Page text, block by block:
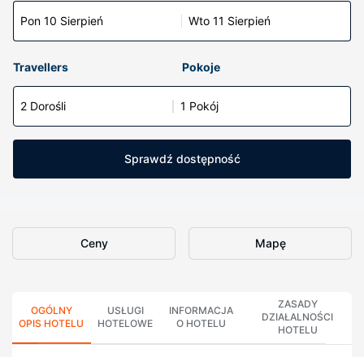
Pon 10 Sierpień Wto 11 Sierpień
Travellers Pokoje
2 Dorośli 1 Pokój
Sprawdź dostępność
Ceny Mapę
OGÓLNY
OPIS HOTELU
USŁUGI
HOTELOWE
INFORMACJA
O HOTELU
ZASADY
DZIAŁALNOŚCI
HOTELU